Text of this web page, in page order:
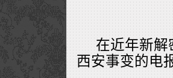
在近年新解
西安事变的电